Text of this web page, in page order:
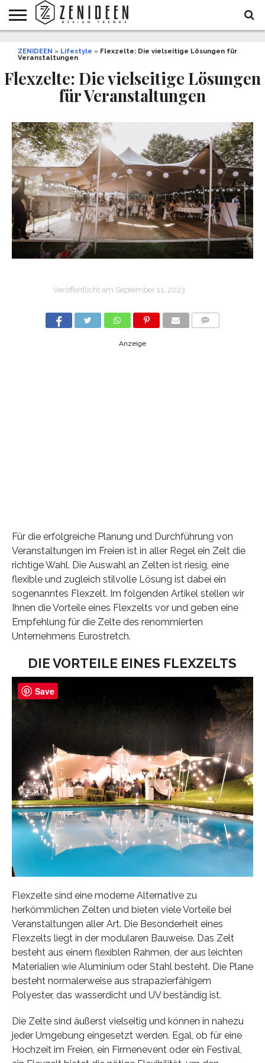
INNENDESIGN
ARCHITEKTUR
GARTEN
UND
LIFESTYLE
DEKO
&
DIY
STYLE
REZEPTE
GESUNDHEIT
WEIHNACHTEN
ZENIDEEN » Lifestyle » Flexzelte: Die vielseitige Lösungen für
Veranstaltungen
Flexzelte: Die vielseitige Lösungen
für Veranstaltungen
Veröffentlicht am September 11, 2023
Anzeige
Für die erfolgreiche Planung und Durchführung von
Veranstaltungen im Freien ist in aller Regel ein Zelt die
richtige Wahl. Die Auswahl an Zelten ist riesig, eine
flexible und zugleich stilvolle Lösung ist dabei ein
sogenanntes Flexzelt. Im folgenden Artikel stellen wir
Ihnen die Vorteile eines Flexzelts vor und geben eine
Empfehlung für die Zelte des renommierten
Unternehmens Eurostretch.
DIE VORTEILE EINES FLEXZELTS
Flexzelte sind eine moderne Alternative zu
herkömmlichen Zelten und bieten viele Vorteile bei
Veranstaltungen aller Art. Die Besonderheit eines
Flexzelts liegt in der modularen Bauweise. Das Zelt
besteht aus einem flexiblen Rahmen, der aus leichten
Materialien wie Aluminium oder Stahl besteht. Die Plane
besteht normalerweise aus strapazierfähigem
Polyester, das wasserdicht und UV beständig ist.
Die Zelte sind äußerst vielseitig und können in nahezu
jeder Umgebung eingesetzt werden. Egal, ob für eine
Hochzeit im Freien, ein Firmenevent oder ein Festival,
Save